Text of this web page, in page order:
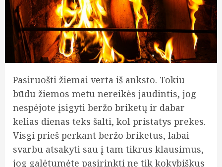
Pasiruošti žiemai verta iš anksto. Tokiu
būdu žiemos metu nereikės jaudintis, jog
nespėjote įsigyti beržo briketų ir dabar
kelias dienas teks šalti, kol pristatys prekes.
Visgi prieš perkant beržo briketus, labai
svarbu atsakyti sau į tam tikrus klausimus,
jog galėtumėte pasirinkti ne tik kokybiškus